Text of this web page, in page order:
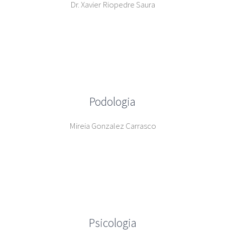
Dr. Xavier Riopedre Saura
Podologia
Mireia Gonzalez Carrasco
Psicologia